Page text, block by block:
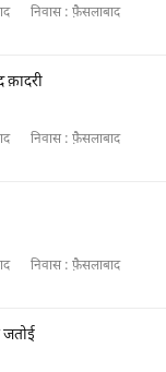
निवास : फ़ैसलाबाद
क़ादरी
निवास : फ़ैसलाबाद
निवास : फ़ैसलाबाद
जतोई